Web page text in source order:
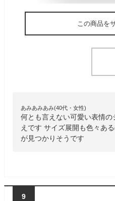
この商品を
あみあみあみ(40代・女性)
何とも言えない可愛い表情
えです サイズ展開も色々あ
が見つかりそうです
9